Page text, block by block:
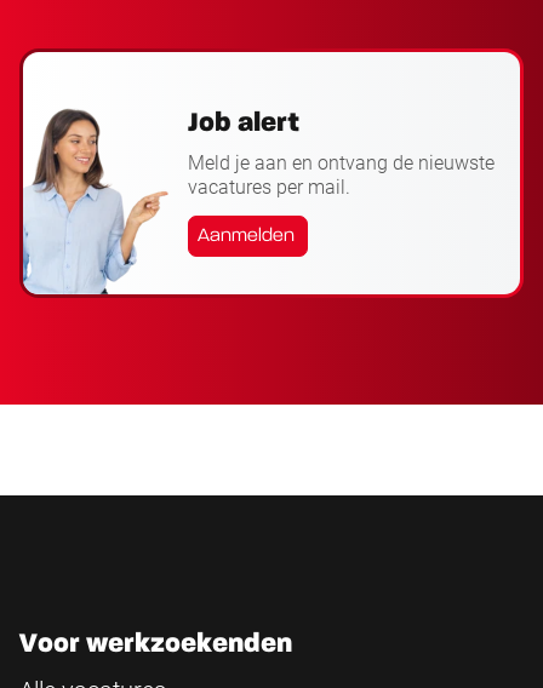
Job alert
Meld je aan en ontvang de nieuwste
vacatures per mail.
Aanmelden
Voor werkzoekenden